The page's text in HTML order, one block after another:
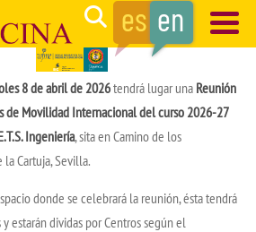
Search
8 de abril de 2026tendrá lugar una Reunión
de Movilidad Internacional del curso 2026-27
Ingeniería, sita en Camino de los
Cartuja, Sevilla.
donde se celebrará la reunión, ésta tendrá
estarán dividas por Centros según el